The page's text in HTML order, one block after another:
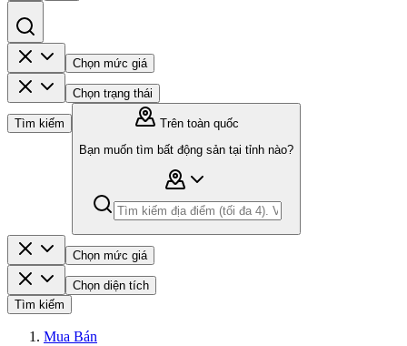
Chọn mức giá
Chọn trạng thái
Tìm kiếm
Trên toàn quốc
Bạn muốn tìm bất động sản tại tỉnh nào?
Chọn mức giá
Chọn diện tích
Tìm kiếm
Mua Bán